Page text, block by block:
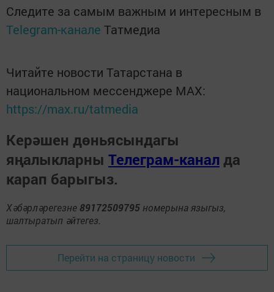
Следите за самым важным и интересным в
Telegram-канале Татмедиа
Читайте новости Татарстана в
национальном мессенджере MАХ:
https://max.ru/tatmedia
Керәшен дөньясындагы
яңалыкларны Телеграм-канал да
карап барыгыз.
Хәбәрләрегезне 89172509795 номерына языгыз,
шалтыратып әйтегез.
Перейти на страницу новости